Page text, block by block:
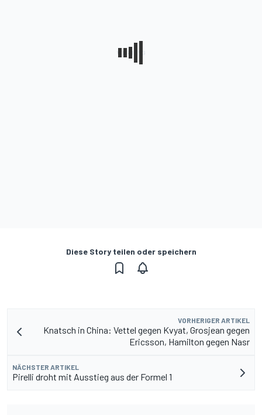
Diese Story teilen oder speichern
VORHERIGER ARTIKEL
Knatsch in China: Vettel gegen Kvyat, Grosjean gegen
Ericsson, Hamilton gegen Nasr
NÄCHSTER ARTIKEL
Pirelli droht mit Ausstieg aus der Formel 1